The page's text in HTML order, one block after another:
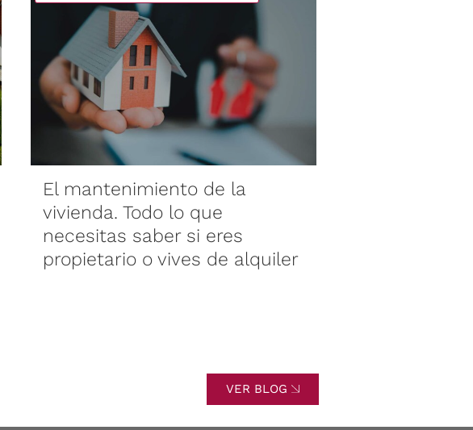
El mantenimiento de la
vivienda. Todo lo que
necesitas saber si eres
propietario o vives de alquiler
VER BLOG